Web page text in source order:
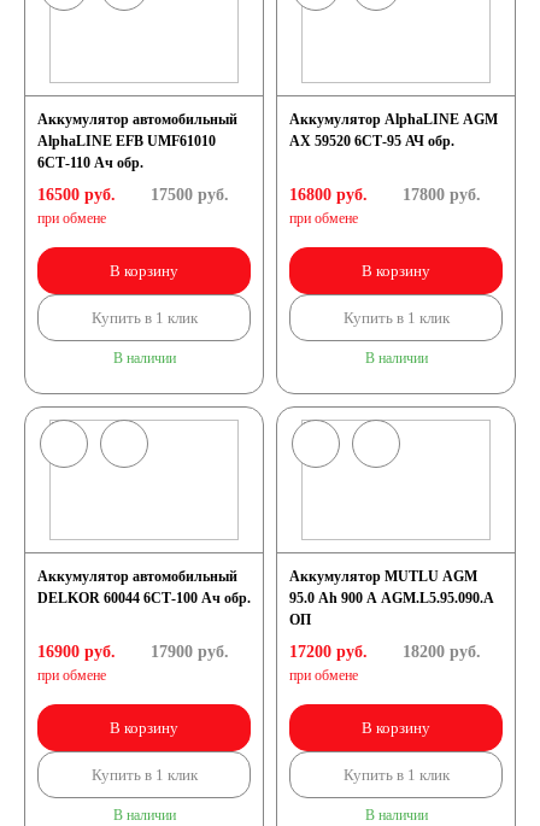
Аккумулятор автомобильный
AlphaLINE EFB UMF61010
6СТ-110 Ач обр.
16500 руб.
при обмене
17500руб.
В корзину
Купить в 1 клик
В наличии
Аккумулятор AlphaLINE AGM
AX 59520 6СТ-95 АЧ обр.
16800 руб.
при обмене
17800руб.
В корзину
Купить в 1 клик
В наличии
Аккумулятор автомобильный
DELKOR 60044 6СТ-100 Ач обр.
16900 руб.
при обмене
17900руб.
В корзину
Купить в 1 клик
В наличии
Аккумулятор MUTLU AGM
95.0 Ah 900 A AGM.L5.95.090.A
ОП
17200 руб.
при обмене
18200руб.
В корзину
Купить в 1 клик
В наличии